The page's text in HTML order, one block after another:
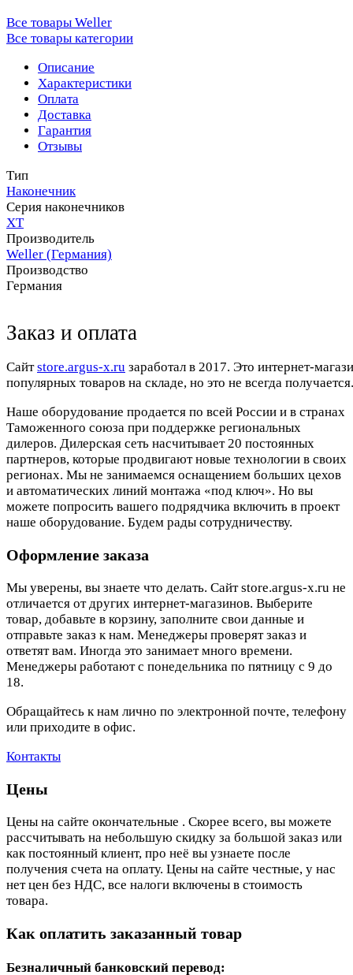
Все товары Weller
Все товары категории
Описание
Характеристики
Оплата
Доставка
Гарантия
Отзывы
Тип
Наконечник
Серия наконечников
XT
Производитель
Weller (Германия)
Производство
Германия
Заказ и оплата
Cайтstore.argus-x.ru заработал в 2017. Это интернет-
популярных товаров на складе, но это не всегда
Наше оборудование продается по всей России и в странах
Таможенного союза при поддержке региональных
дилеров. Дилерская сеть насчитывает 20 постоянных
партнеров, которые продвигают новые технологии в своих
регионах. Мы не занимаемся оснащением больших цехов
и автоматических линий монтажа «под ключ». Но вы
можете попросить вашего подрядчика включить в проект
наше оборудование. Будем рады сотрудничеству.
Оформление заказа
Мы уверены, вы знаете что делать. Сайт store.argus-x.ru не
отличается от других интернет-магазинов. Выберите
товар, добавьте в корзину, заполните свои данные и
отправьте заказ к нам. Менеджеры проверят заказ и
ответят вам. Иногда это занимает много времени.
Менеджеры работают с понедельника по пятницу с 9 до
18.
Обращайтесь к нам лично по электронной почте, телефону
или приходите в офис.
Контакты
Цены
Цены на сайте окончательные . Скорее всего, вы можете
рассчитывать на небольшую скидку за большой заказ или
как постоянный клиент, про неё вы узнаете после
получения счета на оплату. Цены на сайте честные, у нас
нет цен без НДС, все налоги включены в стоимость
товара.
Как оплатить заказанный товар
Безналичный банковский перевод: